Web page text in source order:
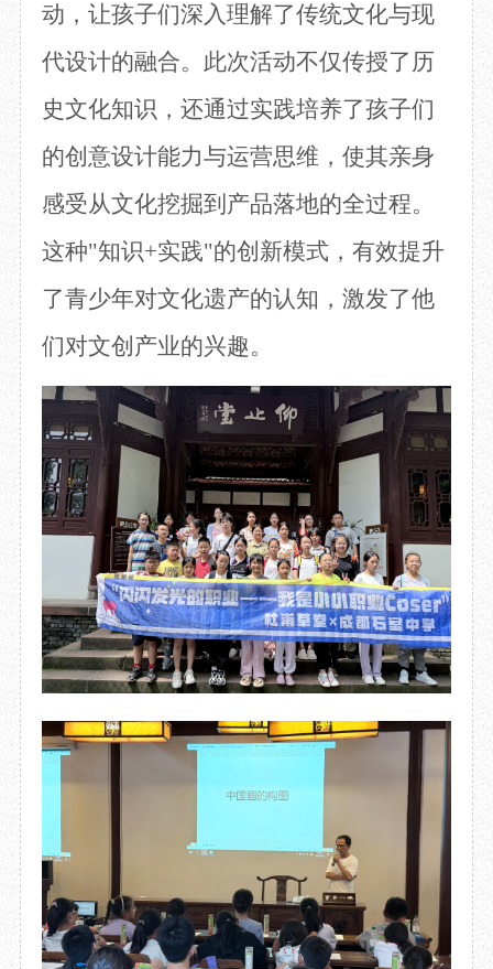
动，让孩子们深入理解了传统文化与现
代设计的融合。此次活动不仅传授了历
史文化知识，还通过实践培养了孩子们
的创意设计能力与运营思维，使其亲身
感受从文化挖掘到产品落地的全过程。
这种"知识+实践"的创新模式，有效提升
了青少年对文化遗产的认知，激发了他
们对文创产业的兴趣。